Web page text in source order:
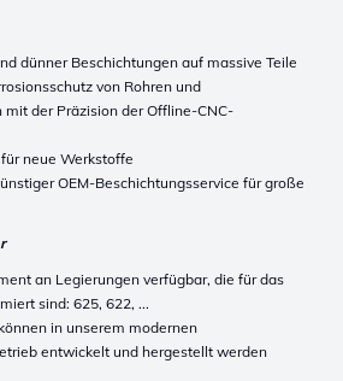
dünner Beschichtungen auf massive Teile
von Rohren und
mit der Präzision der Offline-CNC-
neue Werkstoffe
OEM-Beschichtungsservice für große
an Legierungen verfügbar, die für das
sind: 625, 622, ...
in unserem modernen
entwickelt und hergestellt werden